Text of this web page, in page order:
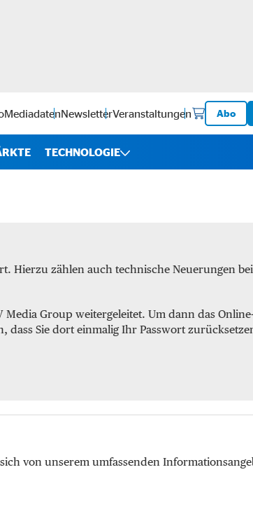
MediadatenNewsletterVeranstaltungen Abo
TECHNOLOGIE
Intralogistik
Hierzu zählen auch technische Neuerungen
Group weitergeleitet. Um dann das
Sie dort einmalig Ihr Passwort
von unserem umfassenden